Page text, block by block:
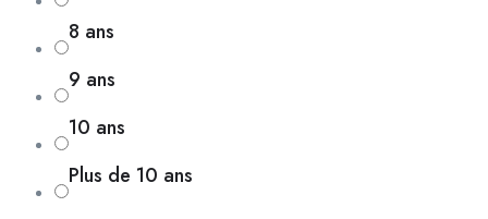
8 ans
9 ans
10 ans
Plus de 10 ans